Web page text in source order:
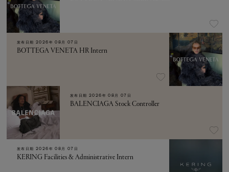
发布日期 2026年 08月 07日
BOTTEGA VENETA HR Intern
发布日期 2026年 08月 07日
BALENCIAGA Stock Controller
发布日期 2026年 08月 07日
KERING Facilities & Administrative Intern